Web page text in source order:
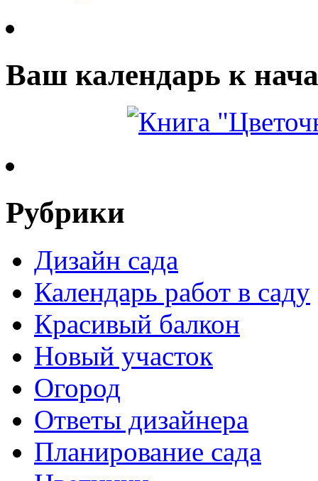
Ваш календарь к
Рубрики
Дизайн сада
Календарь работ в саду
Красивый балкон
Новый участок
Огород
Ответы дизайнера
Планирование сада